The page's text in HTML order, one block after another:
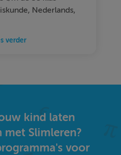
Nederlands,
verder
kind laten
met Slimleren?
voor